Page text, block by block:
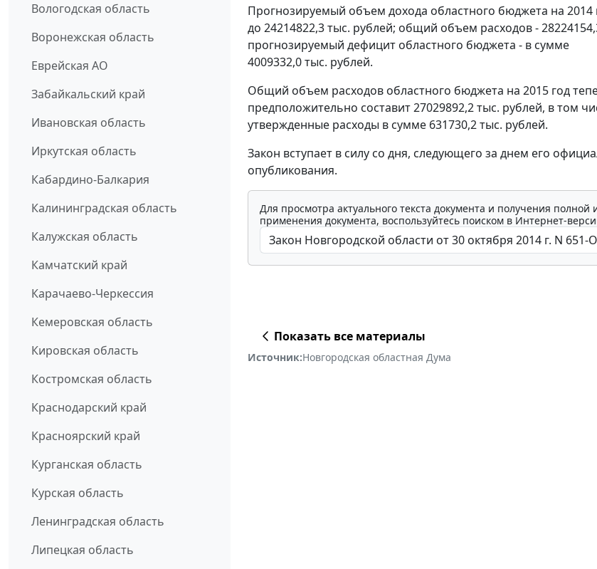
Вологодская область
Воронежская область
Еврейская АО
Забайкальский край
Ивановская область
Иркутская область
Кабардино-Балкария
Калининградская область
Калужская область
Камчатский край
Карачаево-Черкессия
Кемеровская область
Кировская область
Костромская область
Краснодарский край
Красноярский край
Курганская область
Курская область
Ленинградская область
Липецкая область
Прогнозируемый объем дохода областного бюджета на 2014
до 24214822,3 тыс. рублей; общий объем расходов -
прогнозируемый дефицит областного бюджета - в сумме
4009332,0 тыс. рублей.
Общий объем расходов областного бюджета на 2015 год
предположительно составит 27029892,2 тыс. рублей, в том
утвержденные расходы в сумме 631730,2 тыс. рублей.
Закон вступает в силу со дня, следующего за днем его
опубликования.
Для просмотра актуального текста документа и получения
применения документа, воспользуйтесь поиском в Интернет-
Показать все материалы
Источник:Новгородская областная Дума